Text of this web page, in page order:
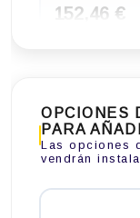
152,46 €
OPCIONES
PARA
Las opciones
vendrán